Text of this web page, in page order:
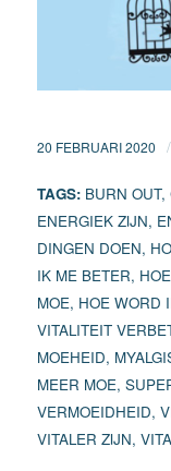
20 FEBRUARI 2020 /
TAGS: BURN OUT,
ENERGIEK ZIJN,
DINGEN DOEN,
IK ME BETER,
MOE, HOE WORD
VITALITEIT
MOEHEID,
MEER MOE,
VERMOEIDHEID,
VITALER ZIJN,